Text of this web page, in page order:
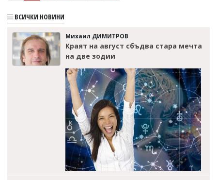
ВСИЧКИ НОВИНИ
Михаил ДИМИТРОВ
Краят на август сбъдва стара мечта
на две зодии